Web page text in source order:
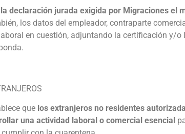
declaración jurada exigida por Migraciones el
los datos del empleador, contraparte
en cuestión, adjuntando la certificación y/o
que los extranjeros no residentes
una actividad laboral o comercial esencial